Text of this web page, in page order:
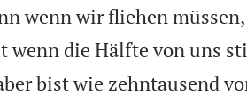
wenn wir fliehen
wenn die Hälfte von uns
bist wie zehntausend